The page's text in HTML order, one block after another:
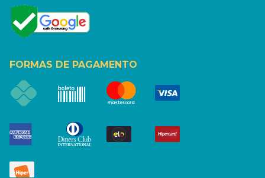
FORMAS DE PAGAMENTO